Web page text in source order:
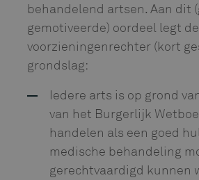
behandelend artsen. Aan dit
gemotiveerde) oordeel legt de
voorzieningenrechter (kort
grondslag:
Iedere arts is op grond
van het Burgerlijk
handelen als een goed
medische behandeling
gerechtvaardigd kunnen